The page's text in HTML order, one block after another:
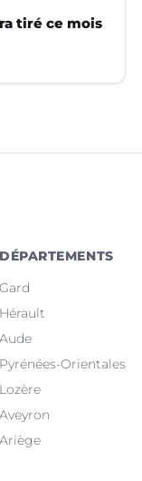
tiré ce mois
DÉPARTEMENTS
Gard
Hérault
Aude
Pyrénées-Orientales
Lozère
Aveyron
Ariège